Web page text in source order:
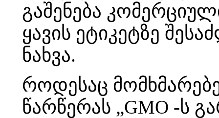
გაშენება
ყავის ეტიკეტზე
ნახვა.
როდესაც
წარწერას „GMO -ს